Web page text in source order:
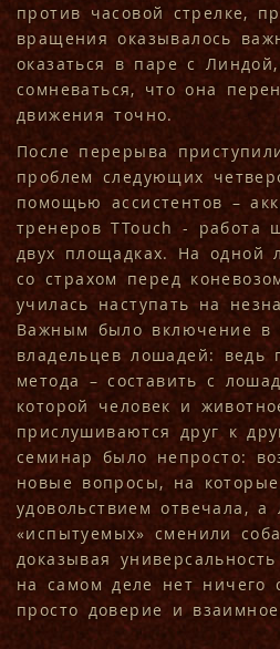
против часовой стрелке,
вращения оказывалось
оказаться в паре с
сомневаться, что она
движения точно.
После перерыва
проблем следующих
помощью ассистентов –
тренеров TTouch - работа
двух площадках. На одной
со страхом перед
училась наступать на
Важным было включение в
владельцев лошадей: ведь
метода – составить с
которой человек и
прислушиваются друг к
семинар было непросто:
новые вопросы, на
удовольствием отвечала,
«испытуемых» сменили
доказывая
на самом деле нет ничего
просто доверие и взаимное